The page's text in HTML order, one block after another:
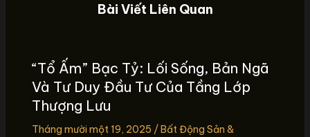
Bài Viết Liên Quan
“Tổ Ấm” Bạc Tỷ: Lối Sống, Bản Ngã
Và Tư Duy Đầu Tư Của Tầng Lớp
Thượng Lưu
Tháng mười một 19, 2025 / Bất Động Sản &